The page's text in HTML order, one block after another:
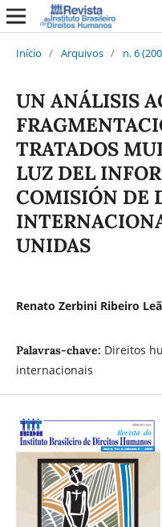
Início / Arquivos / n. 6
UN ANÁLISIS
TRATADOS
LUZ DEL
COMISIÓN DE
UNIDAS
Renato Zerbini Ribeiro
Palavras-chave: Direitos
internacionais